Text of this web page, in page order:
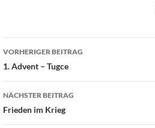
Beitragsnavigation
VORHERIGER BEITRAG
1. Advent – Tugce
NÄCHSTER BEITRAG
Frieden im Krieg